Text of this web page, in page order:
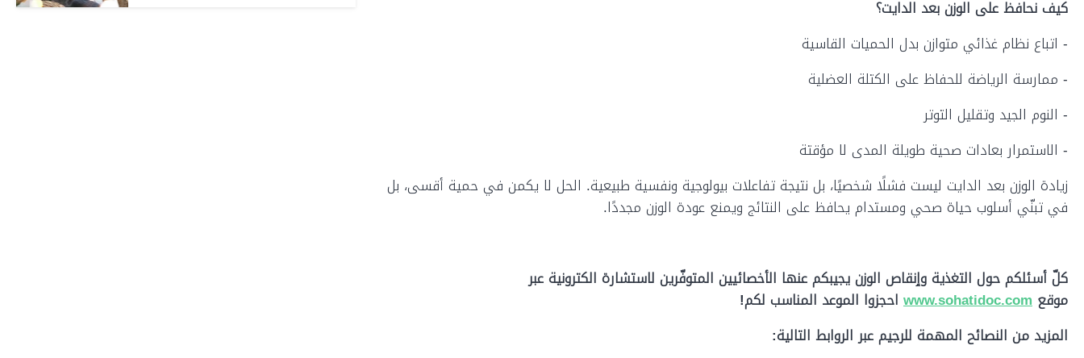
كيف نحافظ على الوزن بعد الدايت؟
- اتباع نظام غذائي متوازن بدل الحميات القاسية
- ممارسة الرياضة للحفاظ على الكتلة العضلية
- النوم الجيد وتقليل التوتر
- الاستمرار بعادات صحية طويلة المدى لا مؤقتة
زيادة الوزن بعد الدايت ليست فشلًا شخصيًا، بل نتيجة تفاعلات بيولوجية ونفسية طبيعية. الحل لا يكمن في حمية أقسى، بل
في تبنّي أسلوب حياة صحي ومستدام يحافظ على النتائج ويمنع عودة الوزن مجددًا.
كلّ أسئلكم حول التغذية وٳنقاص الوزن يجيبكم عنها الأخصائيين المتوفّرين لاستشارة الكترونية عبر
موقعwww.sohatidoc.com احجزوا الموعد المناسب لكم!
المزيد من النصائح المهمة للرجيم عبر الروابط التالية: